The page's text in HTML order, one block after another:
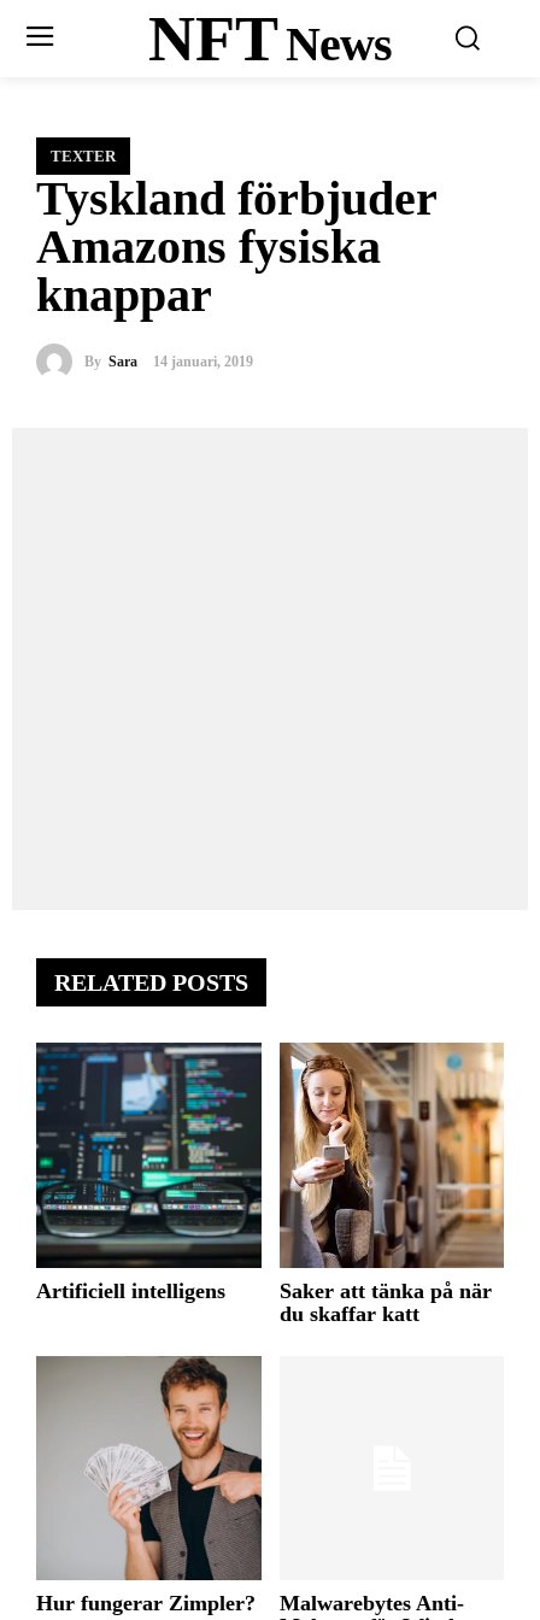
NFTNews
TEXTER
Tyskland förbjuder
Amazons fysiska
knappar
By Sara 14 januari, 2019
RELATED POSTS
Artificiell intelligens
Saker att tänka på när
du skaffar katt
Hur fungerar Zimpler?
Malwarebytes Anti-